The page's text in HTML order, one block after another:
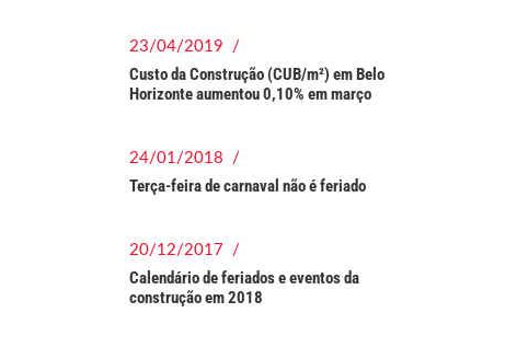
23/04/2019 /
Custo da Construção (CUB/m²) em Belo
Horizonte aumentou 0,10% em março
24/01/2018 /
Terça-feira de carnaval não é feriado
20/12/2017 /
Calendário de feriados e eventos da
construção em 2018